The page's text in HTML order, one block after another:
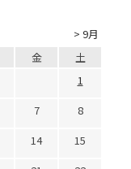
> 9月
金
土
1
7
8
14
15